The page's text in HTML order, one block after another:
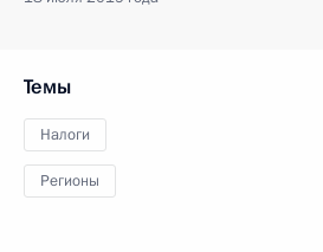
Темы
Налоги
Регионы